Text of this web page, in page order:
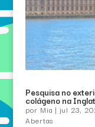
Pesquisa no
colágeno na
por Mia | jul 23,
Abertas